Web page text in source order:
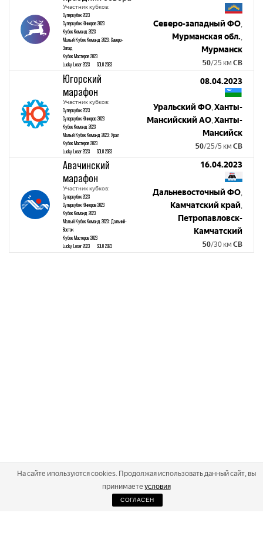
Участник кубков:
Суперкубок 2023
Суперкубок Юниоров 2023
Кубок Команд 2023
Малый Кубок Команд 2023: Северо-
Запад
Кубок Мастеров 2023
Lucky Loser 2023
SOLO 2023
Северо-западный ФО
Мурманская обл.
Мурманск
50/25 км СВ
Югорский
марафон
Участник кубков:
Суперкубок 2023
Суперкубок Юниоров 2023
Кубок Команд 2023
Малый Кубок Команд 2023: Урал
Кубок Мастеров 2023
Lucky Loser 2023
SOLO 2023
08.04.2023
Уральский ФО Ханты-
Мансийский АО Ханты-
Мансийск
50/25/5 км СВ
Авачинский
марафон
Участник кубков:
Суперкубок 2023
Суперкубок Юниоров 2023
Кубок Команд 2023
Малый Кубок Команд 2023: Дальний-
Восток
Кубок Мастеров 2023
Lucky Loser 2023
SOLO 2023
16.04.2023
Дальневосточный ФО
Камчатский край
Петропавловск-
Камчатский
50/30 км СВ
2026
На сайте ипользуются cookies. Продолжая использовать данный сайт, вы
принимаете условия
СОГЛАСЕН